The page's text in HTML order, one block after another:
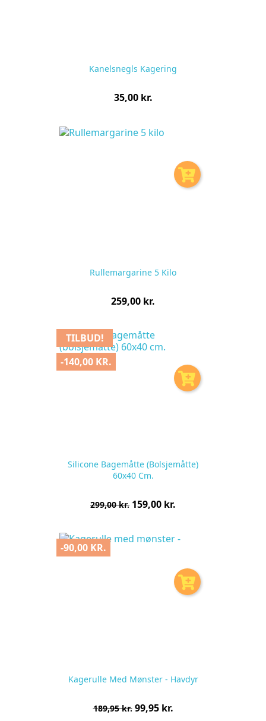
Kanelsnegls Kagering
Pris
35,00 kr.
Rullemargarine 5 Kilo
Pris
259,00 kr.
Silicone Bagemåtte (bolsjemåtte)
60x40 Cm.
Normalpris
299,00 kr. Pris
159,00 kr.
TILBUD!
-140,00 KR.
Kagerulle Med Mønster - Havdyr
Normalpris
189,95 kr. Pris
99,95 kr.
-90,00 KR.